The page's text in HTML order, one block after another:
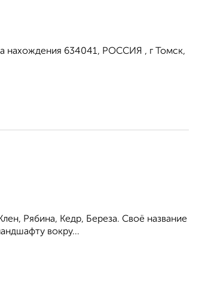
нахождения 634041, РОССИЯ , г Томск,
Рябина, Кедр, Береза. Своё название
вокру...